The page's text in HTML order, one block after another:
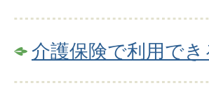
介護保険で利用で